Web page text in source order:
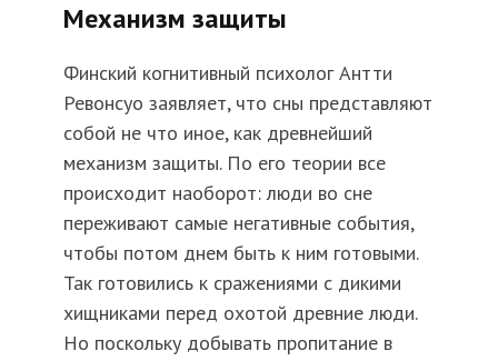
Механизм защиты
Финский когнитивный психолог Антти
Ревонсуо заявляет, что сны представляют
собой не что иное, как древнейший
механизм защиты. По его теории все
происходит наоборот: люди во сне
переживают самые негативные события,
чтобы потом днем быть к ним готовыми.
Так готовились к сражениями с дикими
хищниками перед охотой древние люди.
Но поскольку добывать пропитание в